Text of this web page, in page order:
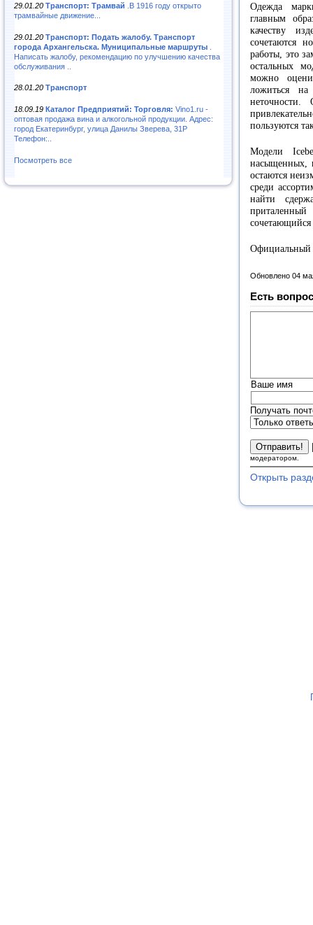
29.01.20 Транспорт: Трамвай .В 1916 году открыто
трамвайные движение...
29.01.20 Транспорт: Подать жалобу. Транспорт
города Архангельска. Муниципальные маршруты
Написать жалобу, рекомендацию по улучшению качества
обслуживания ..
28.01.20 Транспорт
18.09.19 Каталог Предприятий: Торговля: Vino1.ru -
оптовая продажа вина и алкогольной продукции. Адрес:
город Екатеринбург, улица Данилы Зверева, 31Р
Телефон:..
Посмотреть все
Одежда
главным
качеству
сочетаются
работы, это
остальных
можно
ложиться
неточности.
пользуются
Модели
насыщенных,
остаются
среди
найти
сочетающийся
Официальный
Обновлено 04
Есть
Ваше имя
Получать
модератором.
Открыть